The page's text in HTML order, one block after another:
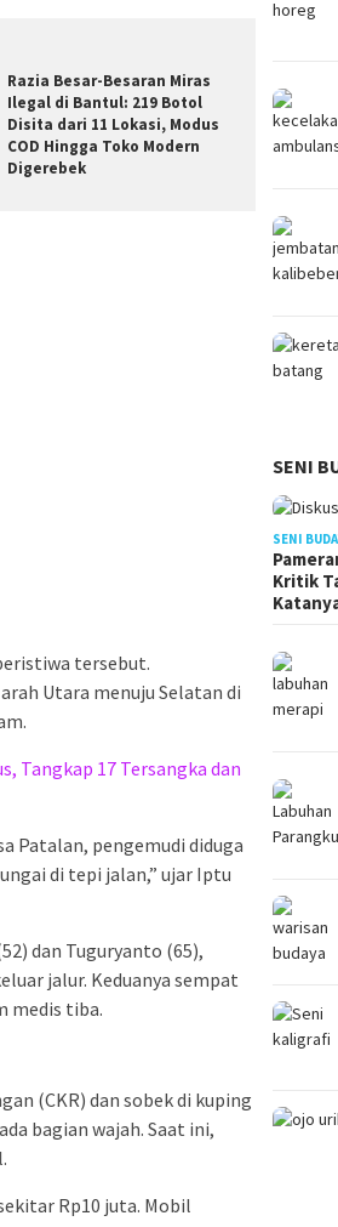
Razia Besar-Besaran Miras
Ilegal di Bantul: 219 Botol
Disita dari 11 Lokasi, Modus
COD Hingga Toko Modern
Digerebek
tersebut.
Utara menuju Selatan di
Tangkap 17 Tersangka dan
Patalan, pengemudi diduga
di tepi jalan,” ujar Iptu
dan Tuguryanto (65),
jalur. Keduanya sempat
medis tiba.
(CKR) dan sobek di kuping
bagian wajah. Saat ini,
Rp10 juta. Mobil
SENI
SENI
Kritik